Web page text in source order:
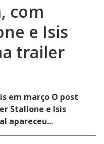
com
e Isis
trailer
em março O post
Stallone e Isis
apareceu...